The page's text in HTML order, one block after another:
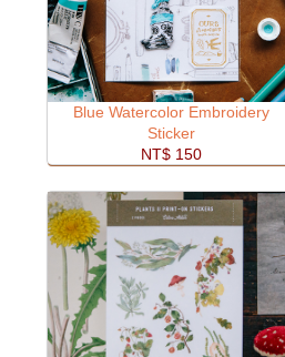
Blue Watercolor Embroidery
Sticker
NT$ 150